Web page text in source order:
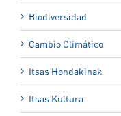
Biodiversidad
Cambio Climático
Itsas Hondakinak
Itsas Kultura